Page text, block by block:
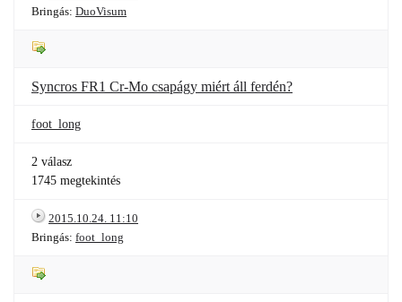
Bringás: DuoVisum
Syncros FR1 Cr-Mo csapágy miért áll ferdén?
foot_long
2 válasz
1745 megtekintés
2015.10.24. 11:10
Bringás: foot_long